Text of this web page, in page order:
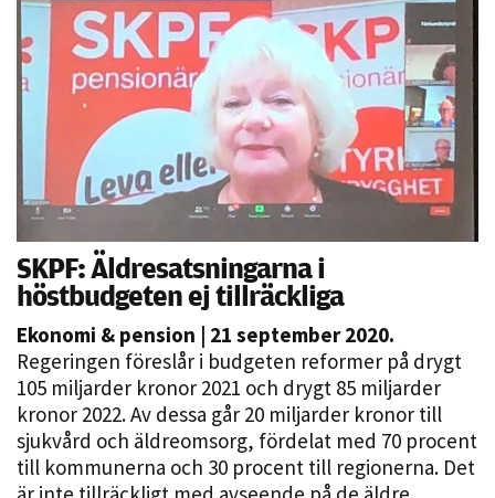
SKPF: Äldresatsningarna i
höstbudgeten ej tillräckliga
Ekonomi & pension | 21 september 2020.
Regeringen föreslår i budgeten reformer på drygt
105 miljarder kronor 2021 och drygt 85 miljarder
kronor 2022. Av dessa går 20 miljarder kronor till
sjukvård och äldreomsorg, fördelat med 70 procent
till kommunerna och 30 procent till regionerna. Det